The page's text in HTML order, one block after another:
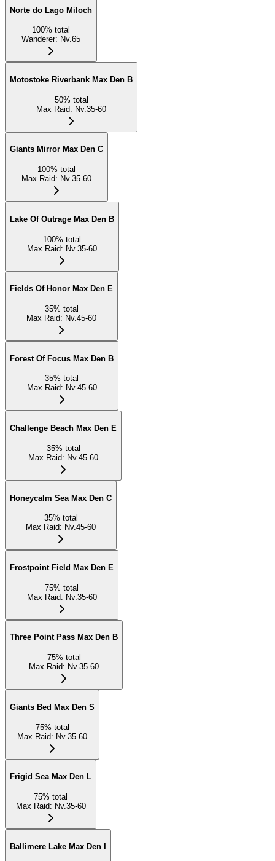
Norte do Lago Miloch
100% total
Wanderer: Nv.65
Motostoke Riverbank Max Den B
50% total
Max Raid: Nv.35-60
Giants Mirror Max Den C
100% total
Max Raid: Nv.35-60
Lake Of Outrage Max Den B
100% total
Max Raid: Nv.35-60
Fields Of Honor Max Den E
35% total
Max Raid: Nv.45-60
Forest Of Focus Max Den B
35% total
Max Raid: Nv.45-60
Challenge Beach Max Den E
35% total
Max Raid: Nv.45-60
Honeycalm Sea Max Den C
35% total
Max Raid: Nv.45-60
Frostpoint Field Max Den E
75% total
Max Raid: Nv.35-60
Three Point Pass Max Den B
75% total
Max Raid: Nv.35-60
Giants Bed Max Den S
75% total
Max Raid: Nv.35-60
Frigid Sea Max Den L
75% total
Max Raid: Nv.35-60
Ballimere Lake Max Den I